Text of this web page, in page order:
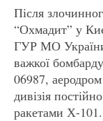
Після
“Охмадит” у
ГУР МО України
важкої
06987,
дивізія
ракетами Х-101.